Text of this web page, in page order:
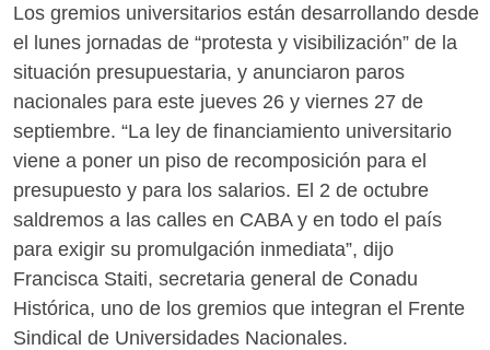
Los gremios universitarios están desarrollando desde
el lunes jornadas de “protesta y visibilización” de la
situación presupuestaria, y anunciaron paros
nacionales para este jueves 26 y viernes 27 de
septiembre. “La ley de financiamiento universitario
viene a poner un piso de recomposición para el
presupuesto y para los salarios. El 2 de octubre
saldremos a las calles en CABA y en todo el país
para exigir su promulgación inmediata”, dijo
Francisca Staiti, secretaria general de Conadu
Histórica, uno de los gremios que integran el Frente
Sindical de Universidades Nacionales.